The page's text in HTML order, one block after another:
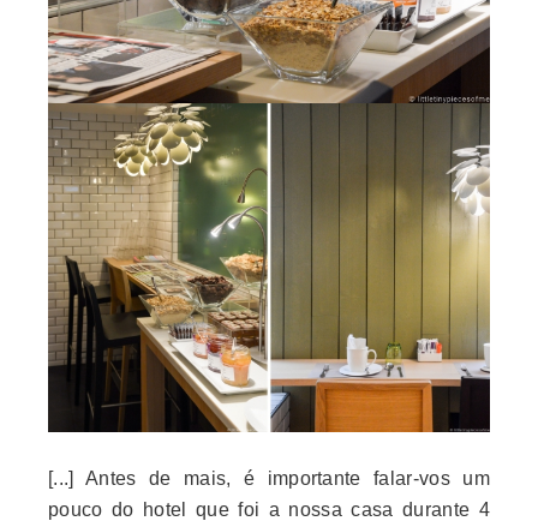
[...] Antes de mais, é importante falar-vos um
pouco do hotel que foi a nossa casa durante 4